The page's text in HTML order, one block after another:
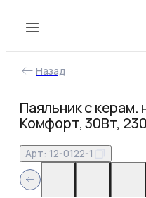
Назад
Паяльник с керам.
Комфорт, 30Вт,
Арт: 12-0122-1